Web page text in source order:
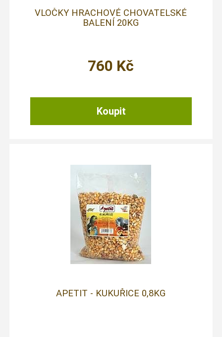
VLOČKY HRACHOVÉ CHOVATELSKÉ
BALENÍ 20KG
760 Kč
APETIT - KUKUŘICE 0,8KG